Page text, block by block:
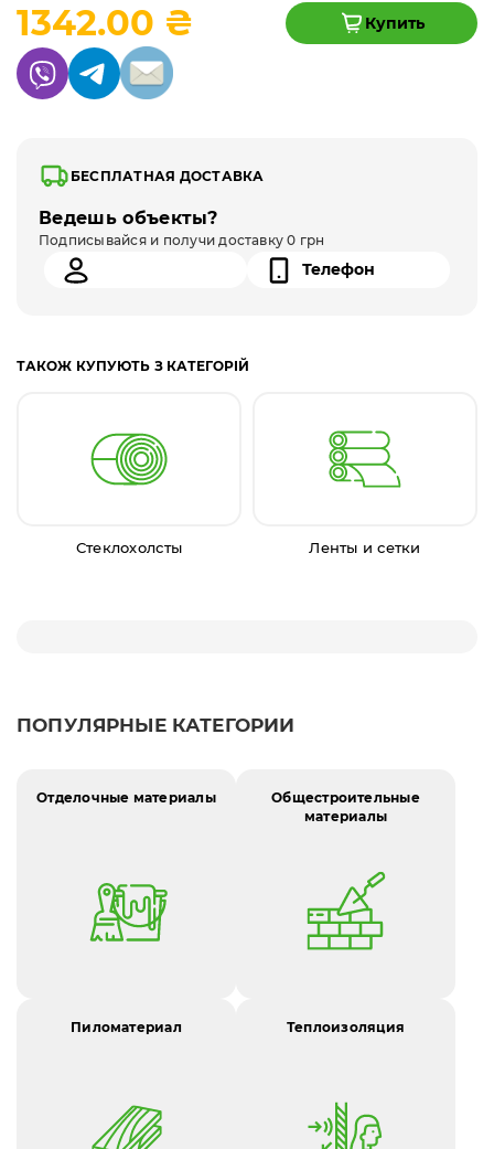
1342.00 ₴ Купить
БЕСПЛАТНАЯ ДОСТАВКА
Ведешь объекты?
Подписывайся и получи доставку 0 грн
ТАКОЖ КУПУЮТЬ З КАТЕГОРІЙ
Стеклохолсты Ленты и сетки
ПОПУЛЯРНЫЕ КАТЕГОРИИ
Отделочные материалы
Общестроительные
материалы
Пиломатериал Теплоизоляция